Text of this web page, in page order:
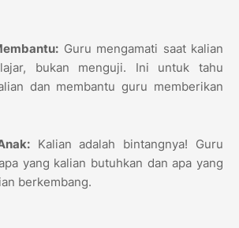
Guru mengamati saat kalian
bukan menguji. Ini untuk tahu
dan membantu guru memberikan
Kalian adalah bintangnya! Guru
yang kalian butuhkan dan apa yang
berkembang.